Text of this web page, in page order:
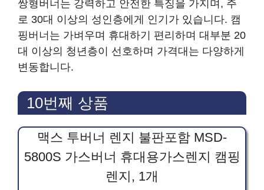
쌍형버너는 강력하고 안전한 특징을 가지며, 주
로 30대 이상의 성인층에게 인기가 있습니다. 캠
핑버너는 가벼우며 휴대하기 편리하며 대부분 20
대 이상의 청년층이 선호하며 가격대는 다양하게
변동합니다.
10번째 상품
맥스 투버너 렌지 불판포함 MSD-
5800S 가스버너 휴대용가스렌지 캠핑
렌지, 1개